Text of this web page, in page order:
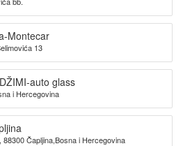
Montecar
13
auto glass
i Hercegovina
Čapljina,Bosna i Hercegovina